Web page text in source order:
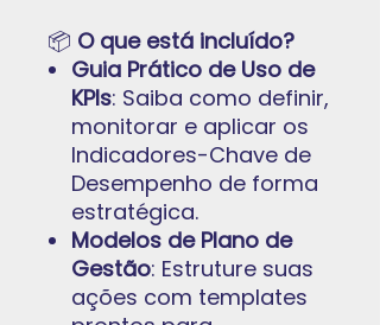
📦 O que está incluído?
Guia Prático de Uso de
KPIs: Saiba como definir,
monitorar e aplicar os
Indicadores-Chave de
Desempenho de forma
estratégica.
Modelos de Plano de
Gestão: Estruture suas
ações com templates